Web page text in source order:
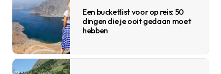
Een bucketlist voor op reis: 50
dingen die je ooit gedaan moet
hebben